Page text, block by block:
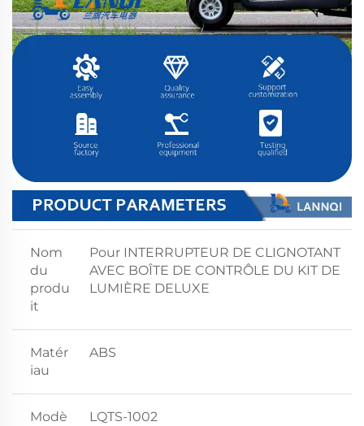
Nom
du
produ
it
Pour INTERRUPTEUR DE CLIGNOTANT
AVEC BOÎTE DE CONTRÔLE DU KIT DE
LUMIÈRE DELUXE
Matér
iau
ABS
Modè
LQTS-1002